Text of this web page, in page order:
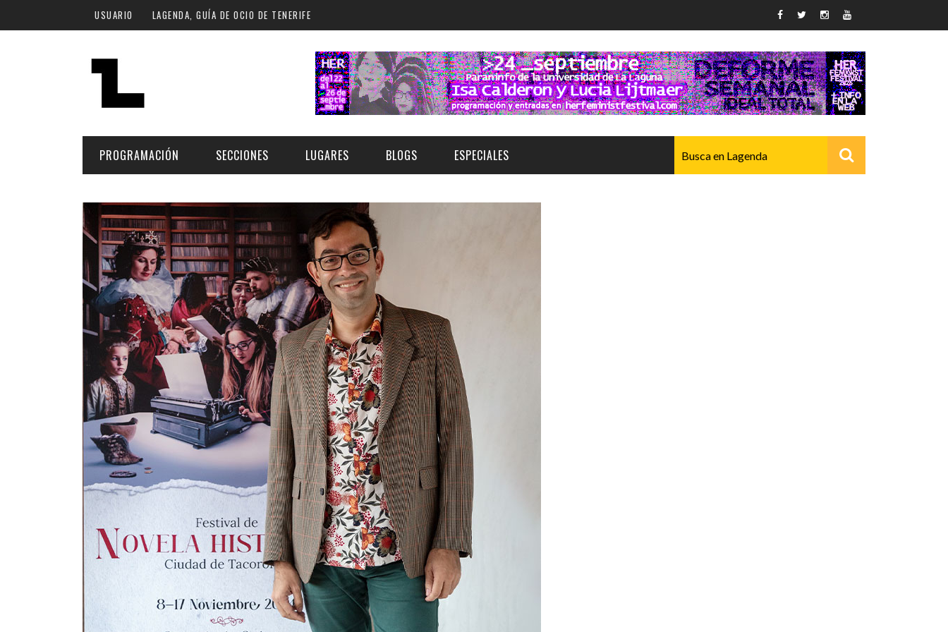
Pasar al contenido principal
USUARIO LAGENDA, GUÍA DE OCIO DE TENERIFE
PROGRAMACIÓN
FECHA
Hoy
Plan Finde
LUGAR
Norte
Sur
Santa Cruz | La Laguna
Islas
SECCIONES
MÚSICA
ESCÉNICAS
CULTURA
GASTRONOMÍA
INFANTIL
LUGARES
ARTE | MUSEOS
SALAS Y AUDITORIOS
ESPACIOS CULTURALES
NOCHE
LOCALES CON ACTUACIONES
COMERCIO
GASTRO
FORMATIVO
BLOGS ESPECIALES